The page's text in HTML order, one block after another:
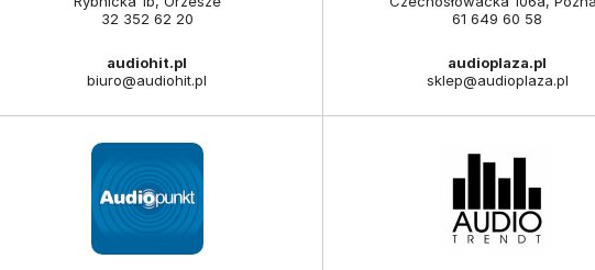
32 352 62 20
audiohit.pl
biuro@audiohit.pl
61 649 60 58
audioplaza.pl
sklep@audioplaza.pl